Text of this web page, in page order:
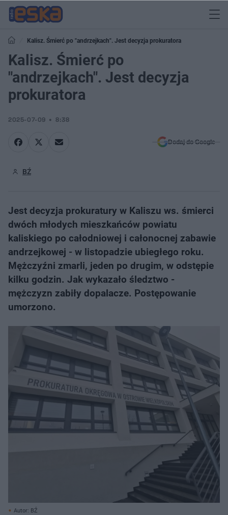
Kalisz. Śmierć po "andrzejkach". Jest decyzja prokuratora
Kalisz. Śmierć po
"andrzejkach". Jest decyzja
prokuratora
2025-07-09 8:38
Dodaj do Google
BŹ
Jest decyzja prokuratury w Kaliszu ws. śmierci
dwóch młodych mieszkańców powiatu
kaliskiego po całodniowej i całonocnej zabawie
andrzejkowej - w listopadzie ubiegłego roku.
Mężczyźni zmarli, jeden po drugim, w odstępie
kilku godzin. Jak wykazało śledztwo -
mężczyzn zabiły dopalacze. Postępowanie
umorzono.
Autor: BŹ